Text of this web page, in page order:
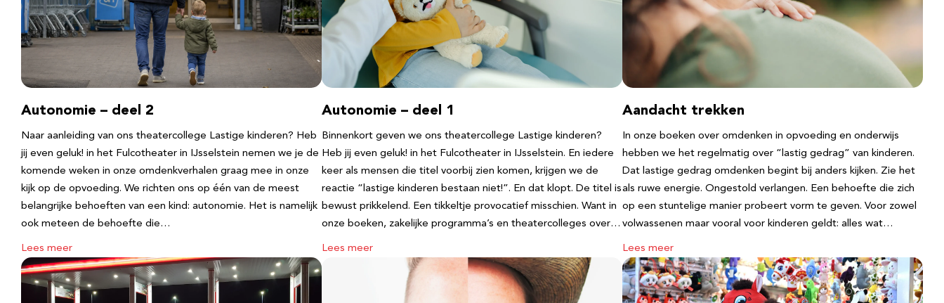
Autonomie – deel 2
Naar aanleiding van ons theatercollege Lastige kinderen? Heb
jij even geluk! in het Fulcotheater in IJsselstein nemen we je de
komende weken in onze omdenkverhalen graag mee in onze
kijk op de opvoeding. We richten ons op één van de meest
belangrijke behoeften van een kind: autonomie. Het is namelijk
ook meteen de behoefte die…
Lees meer
Autonomie – deel 1
Binnenkort geven we ons theatercollege Lastige kinderen?
Heb jij even geluk! in het Fulcotheater in IJsselstein. En iedere
keer als mensen die titel voorbij zien komen, krijgen we de
reactie “lastige kinderen bestaan niet!”. En dat klopt. De titel is
bewust prikkelend. Een tikkeltje provocatief misschien. Want in
onze boeken, zakelijke programma’s en theatercolleges over…
Lees meer
Aandacht trekken
In onze boeken over omdenken in opvoeding en onderwijs
hebben we het regelmatig over “lastig gedrag” van kinderen.
Dat lastige gedrag omdenken begint bij anders kijken. Zie het
als ruwe energie. Ongestold verlangen. Een behoefte die zich
op een stuntelige manier probeert vorm te geven. Voor zowel
volwassenen maar vooral voor kinderen geldt: alles wat…
Lees meer